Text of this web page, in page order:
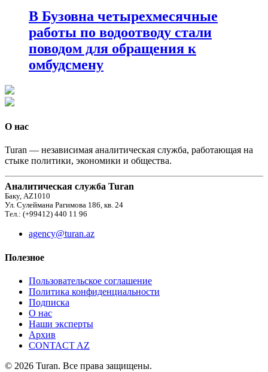
В Бузовна четырехмесячные
работы по водоотводу стали
поводом для обращения к
омбудсмену
О нас
Turan — независимая аналитическая служба, работающая на
стыке политики, экономики и общества.
Аналитическая служба Turan
Баку, AZ1010
Ул. Сулеймана Рагимова 186, кв. 24
Тел.: (+99412) 440 11 96
agency@turan.az
Полезное
Пользовательское соглашение
Политика конфиденциальности
Подписка
О нас
Наши эксперты
Архив
CONTACT AZ
© 2026 Turan. Все права защищены.